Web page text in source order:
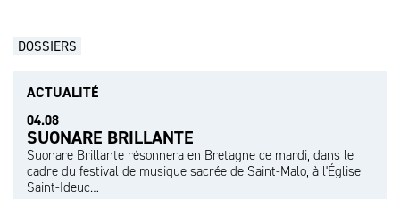
DOSSIERS
ACTUALITÉ
04.08
SUONARE BRILLANTE
Suonare Brillante résonnera en Bretagne ce mardi, dans le
cadre du festival de musique sacrée de Saint-Malo, à l'Église
Saint-Ideuc…